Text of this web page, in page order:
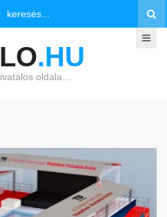
.HU
oldala…